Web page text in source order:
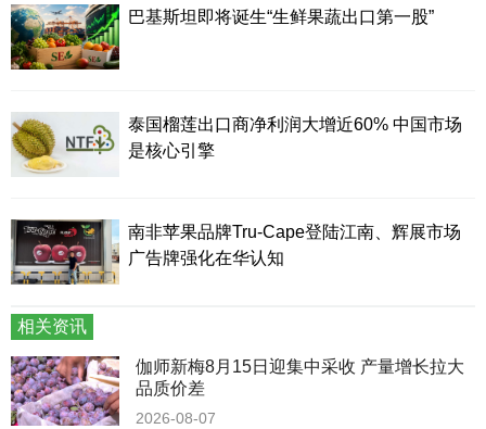
巴基斯坦即将诞生“生鲜果蔬出口第一股”
泰国榴莲出口商净利润大增近60% 中国市场
是核心引擎
南非苹果品牌Tru-Cape登陆江南、辉展市场
广告牌强化在华认知
相关资讯
伽师新梅8月15日迎集中采收 产量增长拉大
品质价差
2026-08-07